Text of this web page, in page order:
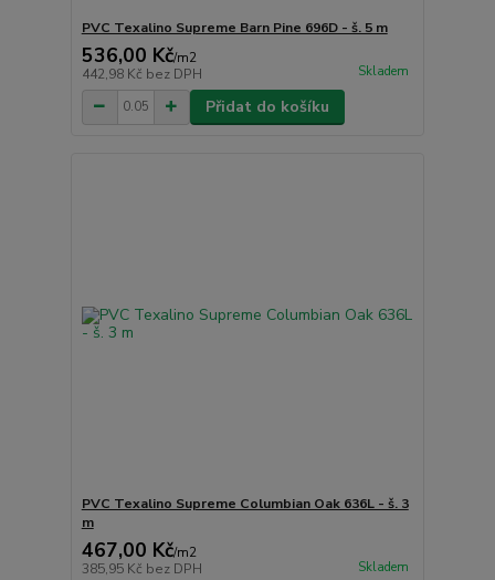
PVC Texalino Supreme Barn Pine 696D - š. 5 m
536,00 Kč/m2
442,98 Kč bez DPH Skladem
Přidat do košíku
PVC Texalino Supreme Columbian Oak 636L - š. 3
m
467,00 Kč/m2
385,95 Kč bez DPH Skladem